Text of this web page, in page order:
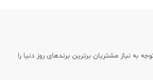
به نیاز مشتریان برترین برندهای روز دنیا را